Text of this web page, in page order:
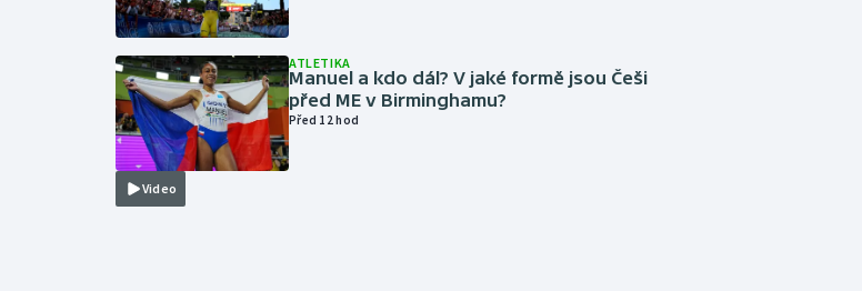
Video
ATLETIKA
Manuel a kdo dál? V jaké formě jsou Češi
před ME v Birminghamu?
Před 12 hod